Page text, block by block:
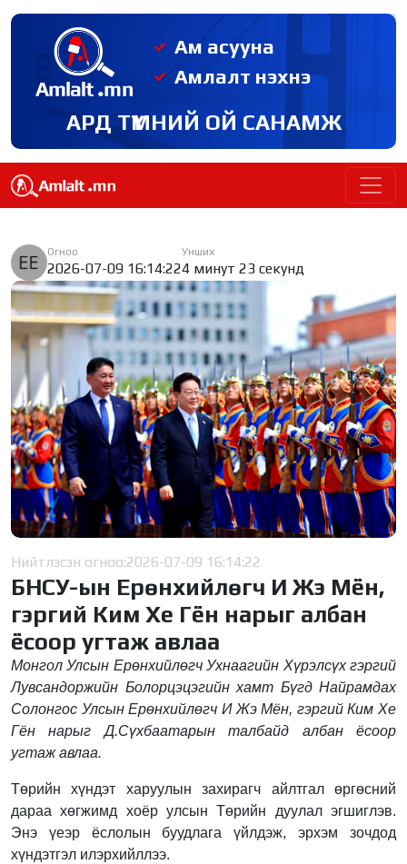
Ам асууна
Амлалт нэхнэ
АРД ТҮМНИЙ ОЙ САНАМЖ
Огноо
2026-07-09 16:14:22
Унших
4 минут 23 секунд
Нийтлэсэн огноо:2026-07-09 16:14:22
БНСУ-ын Ерөнхийлөгч И Жэ Мён,
гэргий Ким Хе Гён нарыг албан
ёсоор угтаж авлаа
Монгол Улсын Ерөнхийлөгч Ухнаагийн Хүрэлсүх гэргий
Лувсандоржийн Болорцэцэгийн хамт Бүгд Найрамдах
Солонгос Улсын Ерөнхийлөгч И Жэ Мён, гэргий Ким Хе
Гён нарыг Д.Сүхбаатарын талбайд албан ёсоор
угтаж авлаа.
Төрийн хүндэт харуулын захирагч айлтгал өргөсний
дараа хөгжимд хоёр улсын Төрийн дуулал эгшиглэв.
Энэ үеэр ёслолын буудлага үйлдэж, эрхэм зочдод
хүндэтгэл илэрхийллээ.